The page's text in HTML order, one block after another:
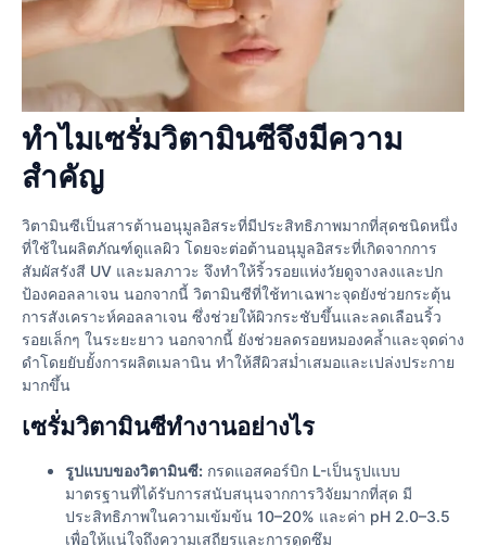
ทำไมเซรั่มวิตามินซีจึงมีความ
สำคัญ
วิตามินซีเป็นสารต้านอนุมูลอิสระที่มีประสิทธิภาพมากที่สุดชนิดหนึ่ง
ที่ใช้ในผลิตภัณฑ์ดูแลผิว โดยจะต่อต้านอนุมูลอิสระที่เกิดจากการ
สัมผัสรังสี UV และมลภาวะ จึงทำให้ริ้วรอยแห่งวัยดูจางลงและปก
ป้องคอลลาเจน นอกจากนี้ วิตามินซีที่ใช้ทาเฉพาะจุดยังช่วยกระตุ้น
การสังเคราะห์คอลลาเจน ซึ่งช่วยให้ผิวกระชับขึ้นและลดเลือนริ้ว
รอยเล็กๆ ในระยะยาว นอกจากนี้ ยังช่วยลดรอยหมองคล้ำและจุดด่าง
ดำโดยยับยั้งการผลิตเมลานิน ทำให้สีผิวสม่ำเสมอและเปล่งประกาย
มากขึ้น
เซรั่มวิตามินซีทำงานอย่างไร
รูปแบบของวิตามินซี: กรดแอสคอร์บิก L-เป็นรูปแบบ
มาตรฐานที่ได้รับการสนับสนุนจากการวิจัยมากที่สุด มี
ประสิทธิภาพในความเข้มข้น 10–20% และค่า pH 2.0–3.5
เพื่อให้แน่ใจถึงความเสถียรและการดูดซึม